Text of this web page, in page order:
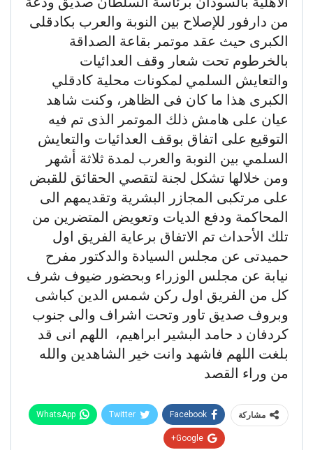
من دارفور للإصلاح بين النوبة والعرب بكادقلى
الكبرى حيث عقد موتمر بقاعة الصداقة
بالخرطوم تحت شعار وقف العدائيات
والتعايش السلمي لمكونات محلية كادقلي
الكبرى هذا ما كان فى الظاهر، وكنت شاهد
عيان على هامش ذلك الموتمر الذى تم فيه
التوقيع على اتفاق بوقف العدائيات والتعايش
السلمي بين النوبة والعرب لمدة ثلاثة أشهر
ومن خلالها تشكل لجنة لتقصي الحقائق للقبض
على مرتكبى المجازر البشرية وتقديمهم الى
المحاكمة ودفع الديات وتعويض المتضرين من
تلك الأحداث تم الاتفاق برعاية الفريق اول
حميدتى عن مجلس السيادة والدكتور مفرح
نيابة عن مجلس الوزراء وبحضور ضيوف شرف
كل من الفريق اول ركن شمس الدين كباشى
وبروف صديق تاور وتحت اشراف والى جنوب
كردفان د حامد البشير ابراهيم، اللهم انى قد
بلغت اللهم فاشهد وانت خير الشاهدين والله
من وراء القصد
مشاركة Facebook
Twitter
WhatsApp
Google+